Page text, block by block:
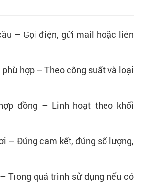
– Gọi điện, gửi mail hoặc liên
hợp – Theo công suất và loại
đồng – Linh hoạt theo khối
– Đúng cam kết, đúng số lượng,
Trong quá trình sử dụng nếu có